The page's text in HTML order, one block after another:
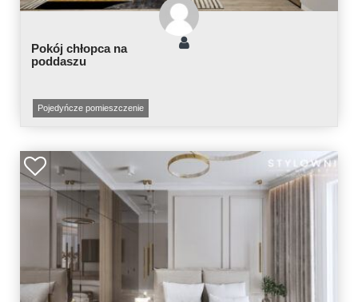
Pokój chłopca na
poddaszu
Pojedyńcze pomieszczenie